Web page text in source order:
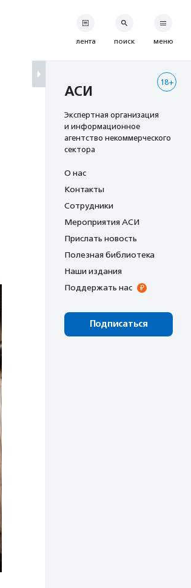
лента поиск меню
18+
АСИ
Экспертная организация
и информационное
агентство некоммерческого
сектора
О нас
Контакты
Сотрудники
Мероприятия АСИ
Прислать новость
Полезная библиотека
Наши издания
Поддержать нас
Подписаться